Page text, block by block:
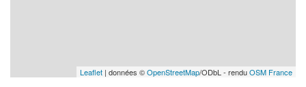
Leaflet | données ©OpenStreetMap/ODbL - renduOSM France